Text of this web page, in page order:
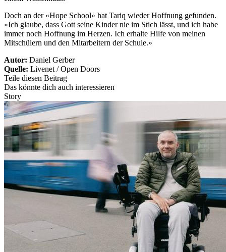
Doch an der «Hope School» hat Tariq wieder Hoffnung gefunden.
«Ich glaube, dass Gott seine Kinder nie im Stich lässt, und ich habe
immer noch Hoffnung im Herzen. Ich erhalte Hilfe von meinen
Mitschülern und den Mitarbeitern der Schule.»
Autor: Daniel Gerber
Quelle: Livenet / Open Doors
Teile diesen Beitrag
Das könnte dich auch interessieren
Story